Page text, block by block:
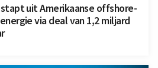
stapt uit Amerikaanse offshore-
via deal van 1,2 miljard